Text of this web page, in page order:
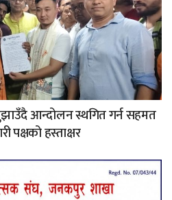
आन्दोलन स्थगित गर्न सहमत
पक्षको हस्ताक्षर